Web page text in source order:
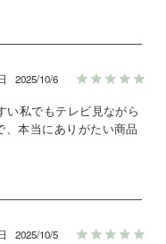
2025/10/6
い私でもテレビ見ながら
本当にありがたい商品
2025/10/5